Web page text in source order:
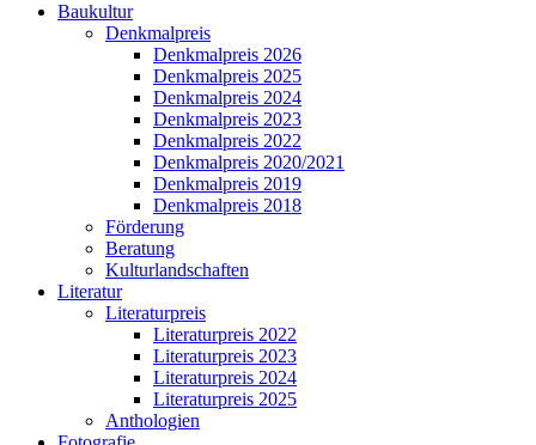
Baukultur
Denkmalpreis
Denkmalpreis 2026
Denkmalpreis 2025
Denkmalpreis 2024
Denkmalpreis 2023
Denkmalpreis 2022
Denkmalpreis 2020/2021
Denkmalpreis 2019
Denkmalpreis 2018
Förderung
Beratung
Kulturlandschaften
Literatur
Literaturpreis
Literaturpreis 2022
Literaturpreis 2023
Literaturpreis 2024
Literaturpreis 2025
Anthologien